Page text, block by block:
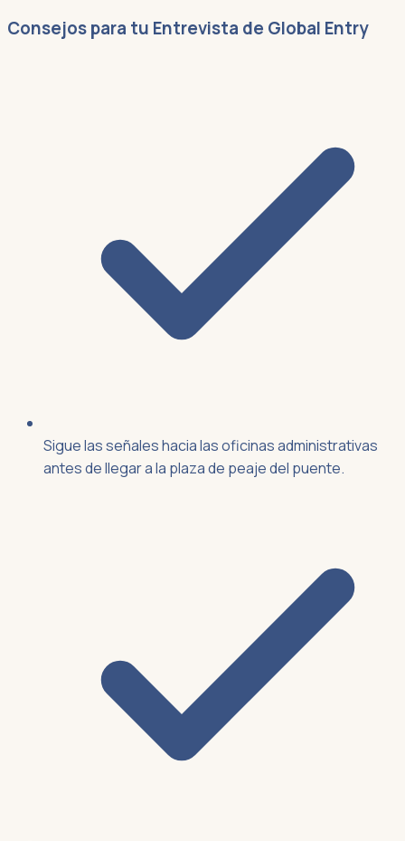
Consejos para tu Entrevista de Global Entry
Sigue las señales hacia las oficinas administrativas
antes de llegar a la plaza de peaje del puente.